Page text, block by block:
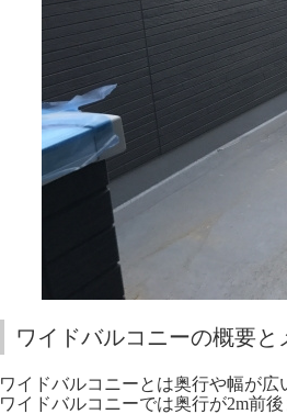
ワイドバルコニーの概要
ワイドバルコニーとは奥行や幅が広
ワイドバルコニーでは奥行が2m前